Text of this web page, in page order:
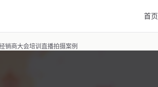
首页
销商大会培训直播拍摄案例